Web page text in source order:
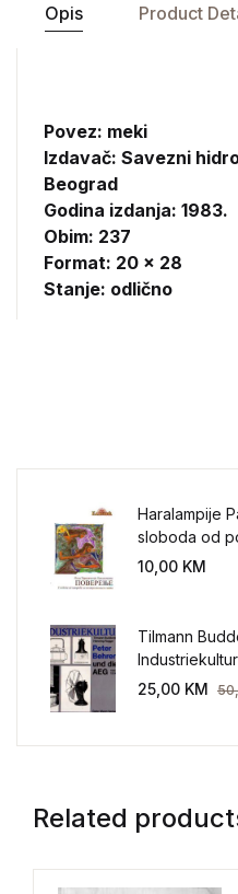
Opis Product
Povez: meki
Izdavač: Savezni
Beograd
Godina izdanja: 1983.
Obim: 237
Format: 20 x 28
Stanje: odlično
Haralampije
sloboda od
sveta
10,00 KM
Tilmann
AEG 1907-
25,00 KM
Related